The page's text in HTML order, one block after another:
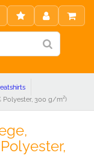
Polyester, 300 g/m²)